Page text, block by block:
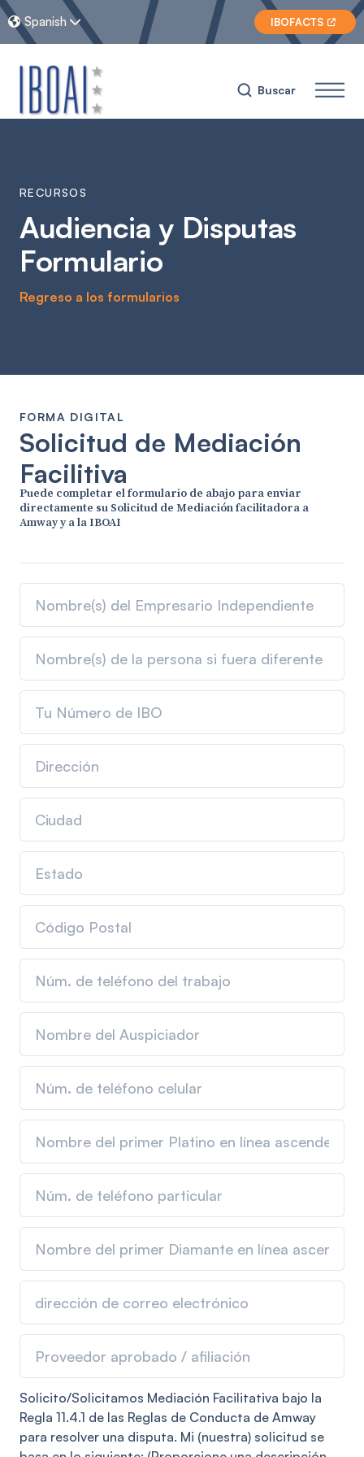
 Spanish  IBOFACTS 
Buscar
RECURSOS
Audiencia y Disputas
Formulario
Regreso a los formularios
FORMA DIGITAL
Solicitud de Mediación
Facilitiva
Puede completar el formulario de abajo para enviar
directamente su Solicitud de Mediación facilitadora a
Amway y a la IBOAI
Solicito/Solicitamos Mediación Facilitativa bajo la
Regla 11.4.1 de las Reglas de Conducta de Amway
para resolver una disputa. Mi (nuestra) solicitud se